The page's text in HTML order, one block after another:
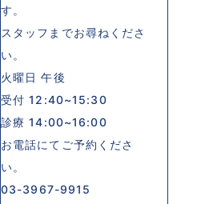
す。
スタッフまでお尋ねくださ
い。
火曜日 午後
受付 12:40~15:30
診療 14:00~16:00
お電話にてご予約くださ
い。
03-3967-9915